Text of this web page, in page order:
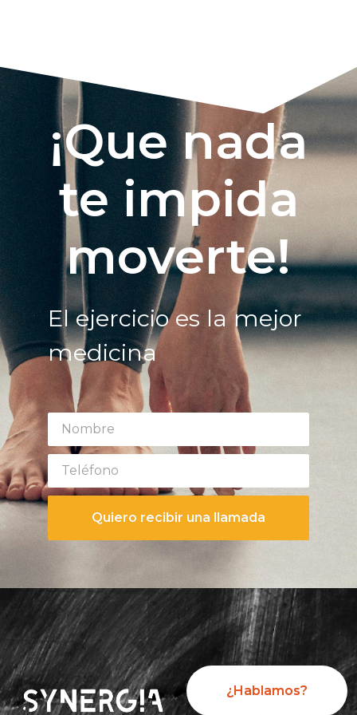
¡Que nada
te impida
moverte!
El ejercicio es la mejor
medicina
Quiero recibir una llamada
¿Hablamos?